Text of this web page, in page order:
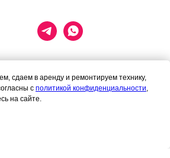
информационный характер и ни
и цены, размещённые на сайте, не
статей 435 и 437 гражданского кодекса
сдаем в аренду и ремонтируем технику,
с политикой конфиденциальности,
на сайте.